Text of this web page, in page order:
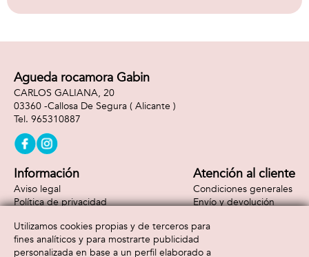
Agueda rocamora Gabin
CARLOS GALIANA, 20
03360 -Callosa De Segura ( Alicante )
965310887
Información
Aviso legal
Política de privacidad
Atención al cliente
Condiciones generales
Envío y devolución
Formas de pago
Utilizamos cookies propias y de terceros para
fines analíticos y para mostrarte publicidad
personalizada en base a un perfil elaborado a